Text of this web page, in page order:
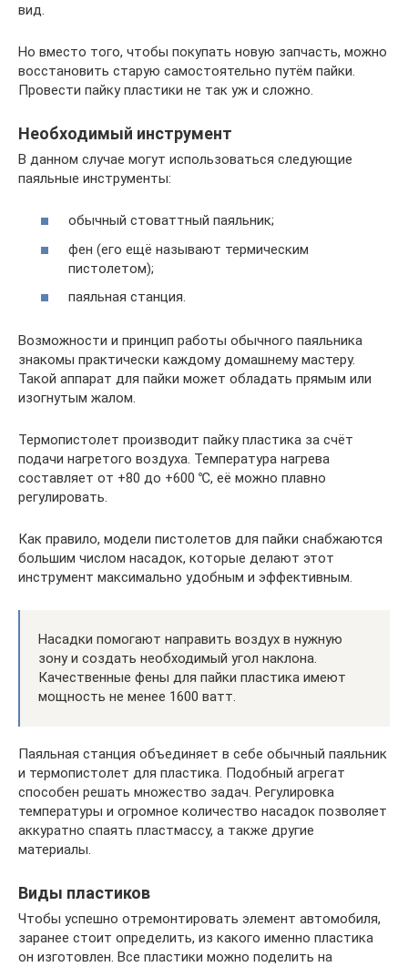
вид.
Но вместо того, чтобы покупать новую запчасть, можно
восстановить старую самостоятельно путём пайки.
Провести пайку пластики не так уж и сложно.
Необходимый инструмент
В данном случае могут использоваться следующие
паяльные инструменты:
обычный стоваттный паяльник;
фен (его ещё называют термическим
пистолетом);
паяльная станция.
Возможности и принцип работы обычного паяльника
знакомы практически каждому домашнему мастеру.
Такой аппарат для пайки может обладать прямым или
изогнутым жалом.
Термопистолет производит пайку пластика за счёт
подачи нагретого воздуха. Температура нагрева
составляет от +80 до +600 ℃, её можно плавно
регулировать.
Как правило, модели пистолетов для пайки снабжаются
большим числом насадок, которые делают этот
инструмент максимально удобным и эффективным.
Насадки помогают направить воздух в нужную
зону и создать необходимый угол наклона.
Качественные фены для пайки пластика имеют
мощность не менее 1600 ватт.
Паяльная станция объединяет в себе обычный паяльник
и термопистолет для пластика. Подобный агрегат
способен решать множество задач. Регулировка
температуры и огромное количество насадок позволяет
аккуратно спаять пластмассу, а также другие
материалы.
Виды пластиков
Чтобы успешно отремонтировать элемент автомобиля,
заранее стоит определить, из какого именно пластика
он изготовлен. Все пластики можно поделить на